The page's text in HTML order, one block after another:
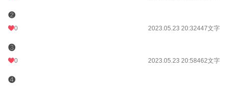
❷
0 2023.05.23 20:32447文字
❸
0 2023.05.23 20:58462文字
❹